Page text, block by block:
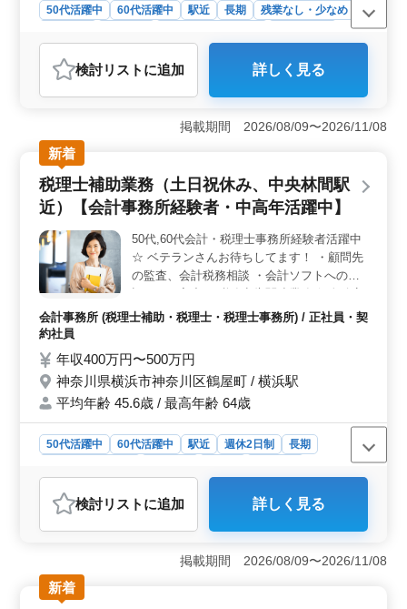
50代活躍中 60代活躍中 駅近 長期
残業なし・少なめ
おすすめポイント
＜ベテラン歓迎の職場環境＞ 福岡市博多区の会計事務
所では、税理士補助スタッフを募集中です。伝票整理や
会計ソフトを使った入力業務、電話受付、決算・申告業
務の補助など、豊富な経験を活かせる業務を担当してい
ただきます。特に会計事務所での経験がある方、MJS、
freee、弥生会計などのソフトに精通している方は歓迎で
す。 ＜駅近でアクセス良好、柔軟な勤務時間＞ 勤
務地は博多駅から徒歩圏内で、通勤の便利さも魅力で
す。勤務時間は9時00分〜17時30分の間で4時間以上から
選べるため、ライフスタイルに合わせた柔軟な働き方が
可能です。残業はなく、ワークライフバランスを重視す
る方に最適な環境です。 ＜充実した福利厚生とサポ
ート＞ 時給1,200円〜1,800円で、通勤手当が実費支給
されるほか、労災保険や育児休業取得実績もあります。
休日は土曜日、日曜日、祝日、GW、夏季、年末年始のほ
か、有給休暇も取得できます。スキルを活かしながら、
安心して長く働ける環境が整っています。
検討リスト に追加 詳しく見る
掲載期間 2026/08/09〜2026/11/08
新着
税理士補助業務（土日祝休み、中央林間駅
近）【会計事務所経験者・中高年活躍中】
50代,60代会計・税理士事務所経験者活躍中
☆ ベテランさんお待ちしてます！ ・顧問先
の監査、会計税務相談 ・会計ソフトへの仕
申告、法人税)
会計事務所 (税理士補助・税理士・税理士事務所) / 正社員・契
約社員
年収400万円〜500万円
神奈川県横浜市神奈川区鶴屋町 / 横浜駅
平均年齢 45.6歳 / 最高年齢 64歳
50代活躍中 60代活躍中 駅近 週休2日制
長期
おすすめポイント
＜働きやすさ＞ 土日祝休み、週休2日制、残業も少なめ
です。中央林間駅に近いため、通勤が快適です。バラン
スの取れたライフスタイルが実現できます。 ＜経験
者優遇＞ 会計事務所経験者、特に中高年層が活躍中で
す。ベテランの方々が求められています。 ＜安定し
検討リスト に追加 詳しく見る
掲載期間 2026/08/09〜2026/11/08
新着